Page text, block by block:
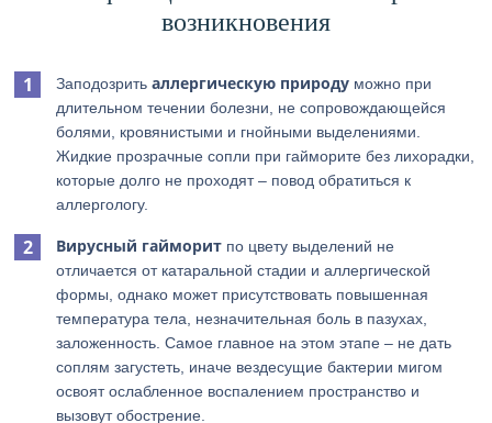
возникновения
Заподозритьаллергическую природу можно при
длительном течении болезни, не сопровождающейся
болями, кровянистыми и гнойными выделениями.
Жидкие прозрачные сопли при гайморите без лихорадки,
которые долго не проходят – повод обратиться к
аллергологу.
Вирусный гайморит по цвету выделений не
отличается от катаральной стадии и аллергической
формы, однако может присутствовать повышенная
температура тела, незначительная боль в пазухах,
заложенность. Самое главное на этом этапе – не дать
соплям загустеть, иначе вездесущие бактерии мигом
освоят ослабленное воспалением пространство и
вызовут обострение.